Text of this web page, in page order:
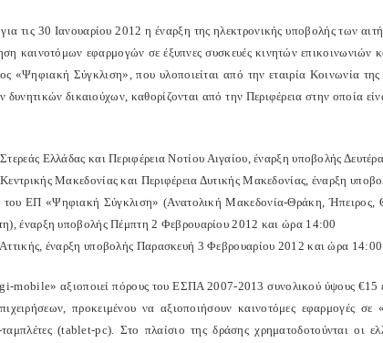
για τις 30 Ιανουαρίου 2012 η έναρξη της ηλεκτρονικής υποβολής των
καινοτόμων εφαρμογών σε έξυπνες συσκευές κινητών επικοινωνιών
«Ψηφιακή Σύγκλιση», που υλοποιείται από την εταιρία Κοινωνία
δυνητικών δικαιούχων, καθορίζονται από την Περιφέρεια στην οποία
Στερεάς Ελλάδας και Περιφέρεια Νοτίου Αιγαίου, έναρξη υποβολής
Κεντρικής Μακεδονίας και Περιφέρεια Δυτικής Μακεδονίας, έναρξη
του ΕΠ «Ψηφιακή Σύγκλιση» (Ανατολική Μακεδονία-Θράκη, Ήπειρος,
έναρξη υποβολής Πέμπτη 2 Φεβρουαρίου 2012 και ώρα 14:00
Αττικής, έναρξη υποβολής Παρασκευή 3 Φεβρουαρίου 2012 και ώρα
mobile» αξιοποιεί πόρους του ΕΣΠΑ 2007-2013 συνολικού ύψους €15
προκειμένου να αξιοποιήσουν καινοτόμες εφαρμογές
ταμπλέτες (tablet-pc). Στο πλαίσιο της δράσης χρηματοδοτούνται οι